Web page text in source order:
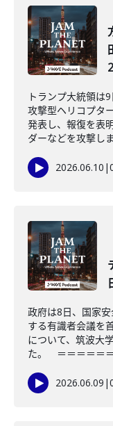
トランプ大統領は
攻撃型ヘリコプタ
発表し、報復を表
ダーなどを攻撃し
2026.06.10 |
政府は8日、国家
する有識者会議を
について、筑波大
た。 ＝＝＝＝＝
2026.06.09 |